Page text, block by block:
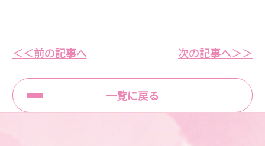
＜＜前の記事へ
一覧に戻る
次の記事へ＞＞